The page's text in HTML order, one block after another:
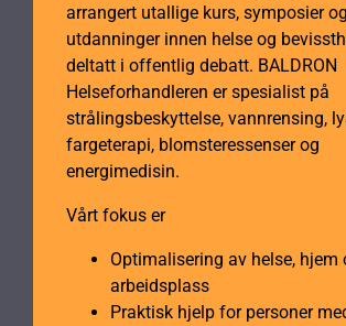
arrangert utallige kurs, symposier og
utdanninger innen helse og
deltatt i offentlig debatt. BALDRON
Helseforhandleren er spesialist på
strålingsbeskyttelse, vannrensing,
fargeterapi, blomsteressenser og
energimedisin.
Vårt fokus er
Optimalisering av helse, hjem
arbeidsplass
Praktisk hjelp for personer